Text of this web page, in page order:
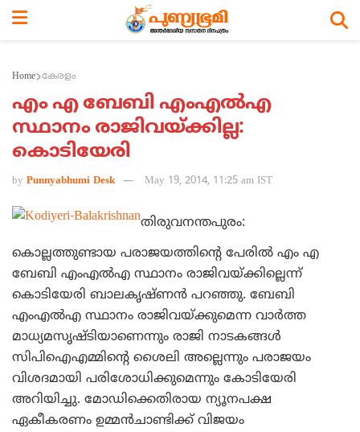
Home കേരളം
എം എ ബേബി എംഎല്‍എ
സ്ഥാനം രാജിവയ്ക്കില്ല:
കൊടിയേരി
by Punnyabhumi Desk May 19, 2014, 11:25 am IST
തിരുവനന്തപുരം:
കൊല്ലത്തുണ്ടായ പരാജയത്തിന്റെ പേരില്‍ എം എ
ബേബി എംഎല്‍എ സ്ഥാനം രാജിവയ്ക്കില്ലെന്ന്
കൊടിയേരി ബാലകൃഷ്ണന്‍ പറഞ്ഞു. ബേബി
എംഎല്‍എ സ്ഥാനം രാജിവയ്ക്കുമെന്ന വാര്‍ത്ത
മാധ്യമസൃഷ്ടിയാണെന്നും രാജി നാടകങ്ങള്‍
സിപിഐഎമ്മിന്റെ ശൈലി അല്ലെന്നും പരാജയം
വിശദമായി പരിശോധിക്കുമെന്നും കോടിയേരി
അറിയിച്ചു. മോഡിക്കെതിരായ ന്യൂനപക്ഷ
ഏകീകരണം ഉമ്മന്‍ചാണ്ടിക്ക് വിജയം